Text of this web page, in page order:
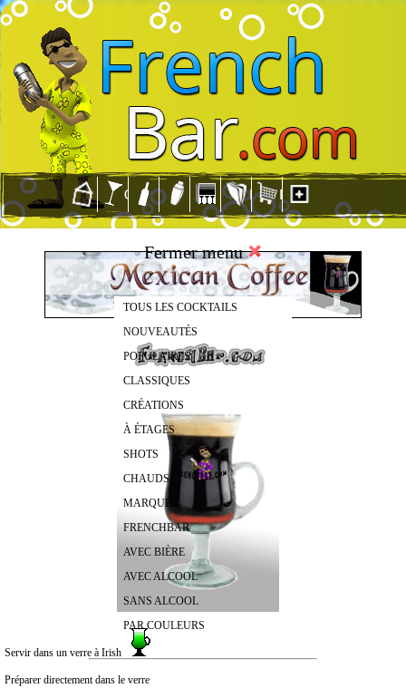
Fermer menu
TOUS LES COCKTAILS
NOUVEAUTÉS
POPULAIRES
CLASSIQUES
CRÉATIONS
À ÉTAGES
SHOTS
CHAUDS
MARQUES
FRENCHBAR
AVEC BIÈRE
AVEC ALCOOL
SANS ALCOOL
PAR COULEURS
Servir dans un verre à Irish
Préparer directement dans le verre